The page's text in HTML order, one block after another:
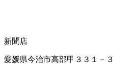
新聞店
愛媛県今治市高部甲３３１－３